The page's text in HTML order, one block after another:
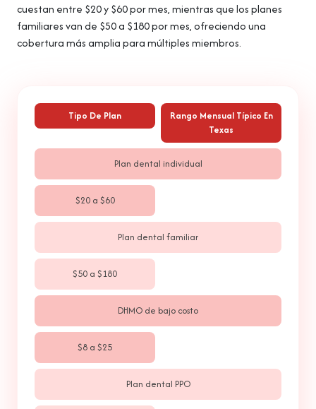
cuestan entre $20 y $60 por mes, mientras que los planes
familiares van de $50 a $180 por mes, ofreciendo una
cobertura más amplia para múltiples miembros.
Tipo De Plan
Rango Mensual Típico En
Texas
Plan dental individual
$20 a $60
Plan dental familiar
$50 a $180
DHMO de bajo costo
$8 a $25
Plan dental PPO